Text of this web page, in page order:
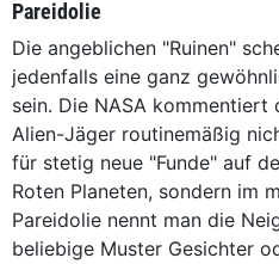
Pareidolie
Die angeblichen "Ruinen"
jedenfalls eine ganz
sein. Die NASA kommentiert
Alien-Jäger routinemäßig
für stetig neue "Funde" auf
Roten Planeten, sondern im
Pareidolie nennt man die
beliebige Muster Gesichter